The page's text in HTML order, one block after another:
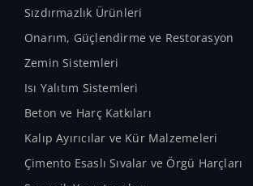
Sızdırmazlık Ürünleri
Onarım, Güçlendirme ve Restorasyon
Zemin Sistemleri
Isı Yalıtım Sistemleri
Beton ve Harç Katkıları
Kalıp Ayırıcılar ve Kür Malzemeleri
Çimento Esaslı Sıvalar ve Örgü Harçları